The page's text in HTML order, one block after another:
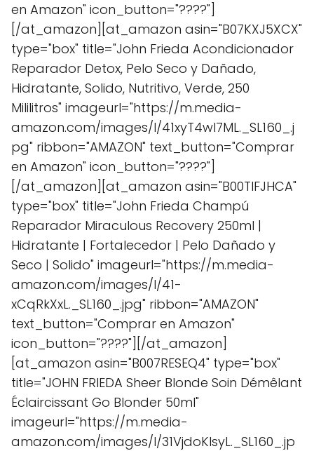
en Amazon" icon_button="????"]
[/at_amazon][at_amazon asin="B07KXJ5XCX"
type="box" title="John Frieda Acondicionador
Reparador Detox, Pelo Seco y Dañado,
Hidratante, Solido, Nutritivo, Verde, 250
Mililitros" imageurl="https://m.media-
amazon.com/images/I/41xyT4wl7ML._SL160_.j
pg" ribbon="AMAZON" text_button="Comprar
en Amazon" icon_button="????"]
[/at_amazon][at_amazon asin="B00TIFJHCA"
type="box" title="John Frieda Champú
Reparador Miraculous Recovery 250ml |
Hidratante | Fortalecedor | Pelo Dañado y
Seco | Solido" imageurl="https://m.media-
amazon.com/images/I/41-
xCqRkXxL._SL160_.jpg" ribbon="AMAZON"
text_button="Comprar en Amazon"
icon_button="????"][/at_amazon]
[at_amazon asin="B007RESEQ4" type="box"
title="JOHN FRIEDA Sheer Blonde Soin Démêlant
Éclaircissant Go Blonder 50ml"
imageurl="https://m.media-
amazon.com/images/I/31VjdoKlsyL._SL160_.jp